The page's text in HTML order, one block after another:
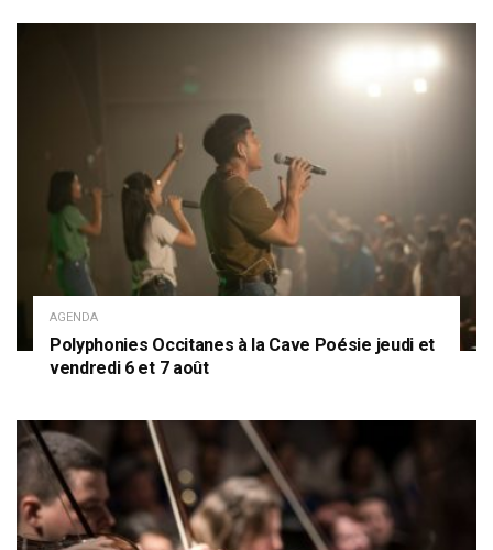
AGENDA
Polyphonies Occitanes à la Cave Poésie jeudi et
vendredi 6 et 7 août